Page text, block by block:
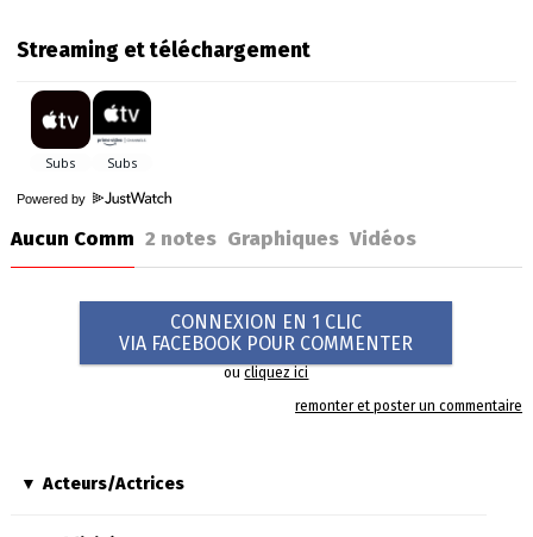
Streaming et téléchargement
Powered by
Aucun Comm 2notes Graphiques Vidéos
CONNEXION EN 1 CLIC
VIA FACEBOOK POUR COMMENTER
oucliquez ici
remonter et poster un commentaire
Acteurs/Actrices